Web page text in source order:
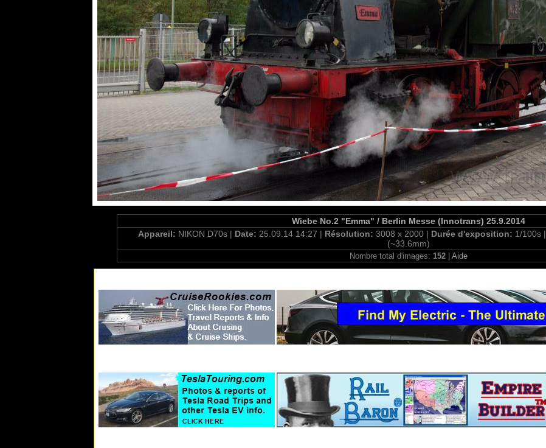
Wiebe No.2 "Emma" / Berlin Messe (Innotrans) 25.9.2014
Appareil: NIKON D70s | Date: 25.09.14 14:27 | Résolution: 3008 x 2000 | Durée d'exposition: 1/100s |
(~33.6mm)
Nombre total d'images: 152 Aide